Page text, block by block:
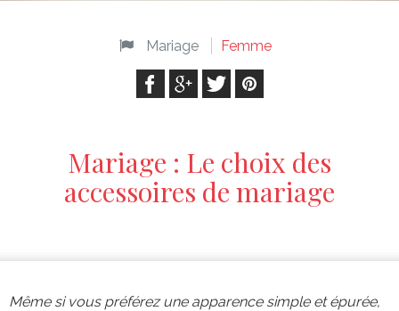
Mariage Femme
Mariage : Le choix des
accessoires de mariage
Même si vous préférez une apparence simple et épurée,